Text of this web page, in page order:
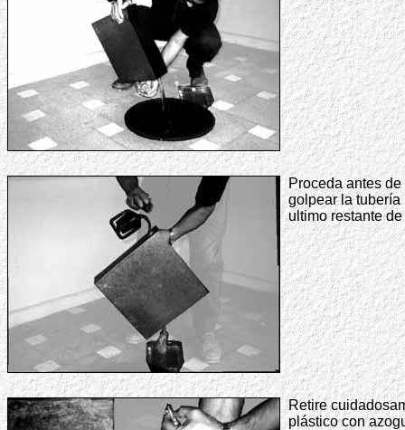
Proceda antes
golpear la
ultimo restante
Retire
plástico con